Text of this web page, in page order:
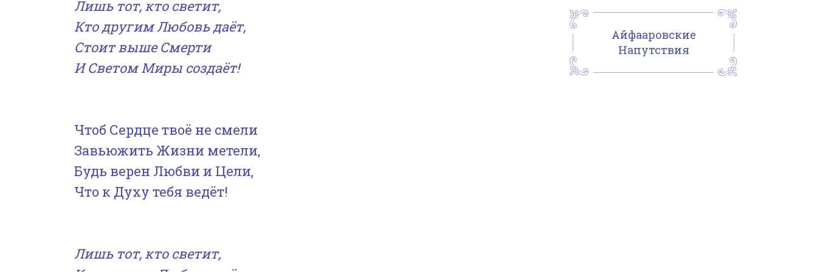
Лишь тот, кто светит,
Кто другим Любовь даёт,
Стоит выше Смерти
И Светом Миры создаёт!
Чтоб Сердце твоё не смели
Завьюжить Жизни метели,
Будь верен Любви и Цели,
Что к Духу тебя ведёт!
Лишь тот, кто светит,
Айфааровские
Напутствия